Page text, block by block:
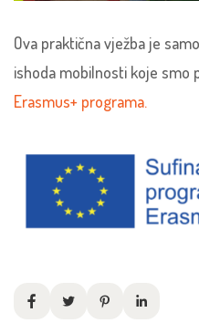
Ova praktična vježba je
ishoda mobilnosti koje smo
Erasmus+ programa.